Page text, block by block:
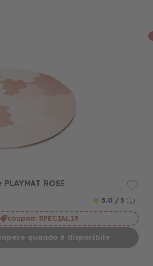
ROSE
5.0 / 5 (1)
coupon: SPECIAL15
quando è disponibile